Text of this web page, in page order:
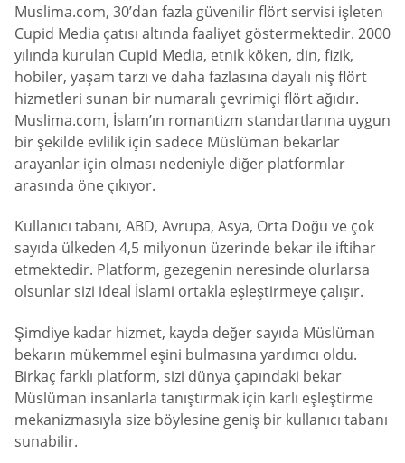
Muslima.com, 30’dan fazla güvenilir flört servisi işleten
Cupid Media çatısı altında faaliyet göstermektedir. 2000
yılında kurulan Cupid Media, etnik köken, din, fizik,
hobiler, yaşam tarzı ve daha fazlasına dayalı niş flört
hizmetleri sunan bir numaralı çevrimiçi flört ağıdır.
Muslima.com, İslam’ın romantizm standartlarına uygun
bir şekilde evlilik için sadece Müslüman bekarlar
arayanlar için olması nedeniyle diğer platformlar
arasında öne çıkıyor.
Kullanıcı tabanı, ABD, Avrupa, Asya, Orta Doğu ve çok
sayıda ülkeden 4,5 milyonun üzerinde bekar ile iftihar
etmektedir. Platform, gezegenin neresinde olurlarsa
olsunlar sizi ideal İslami ortakla eşleştirmeye çalışır.
Şimdiye kadar hizmet, kayda değer sayıda Müslüman
bekarın mükemmel eşini bulmasına yardımcı oldu.
Birkaç farklı platform, sizi dünya çapındaki bekar
Müslüman insanlarla tanıştırmak için karlı eşleştirme
mekanizmasıyla size böylesine geniş bir kullanıcı tabanı
sunabilir.